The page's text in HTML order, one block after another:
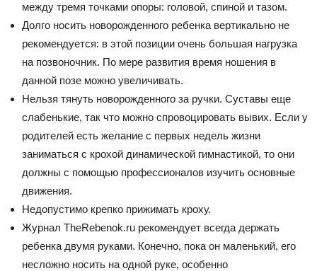
между тремя точками опоры: головой, спиной и тазом.
Долго носить новорожденного ребенка вертикально не
рекомендуется: в этой позиции очень большая нагрузка
на позвоночник. По мере развития время ношения в
данной позе можно увеличивать.
Нельзя тянуть новорожденного за ручки. Суставы еще
слабенькие, так что можно спровоцировать вывих. Если у
родителей есть желание с первых недель жизни
заниматься с крохой динамической гимнастикой, то они
должны с помощью профессионалов изучить основные
движения.
Недопустимо крепко прижимать кроху.
Журнал TheRebenok.ru рекомендует всегда держать
ребенка двумя руками. Конечно, пока он маленький, его
несложно носить на одной руке, особенно